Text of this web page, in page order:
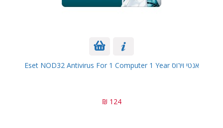
אנטי וירוס Eset NOD32 Antivirus For 1 Computer 1 Year
124 ₪